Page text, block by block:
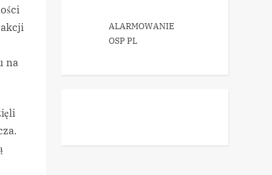
na
ALARMOWANIE
OSP PL